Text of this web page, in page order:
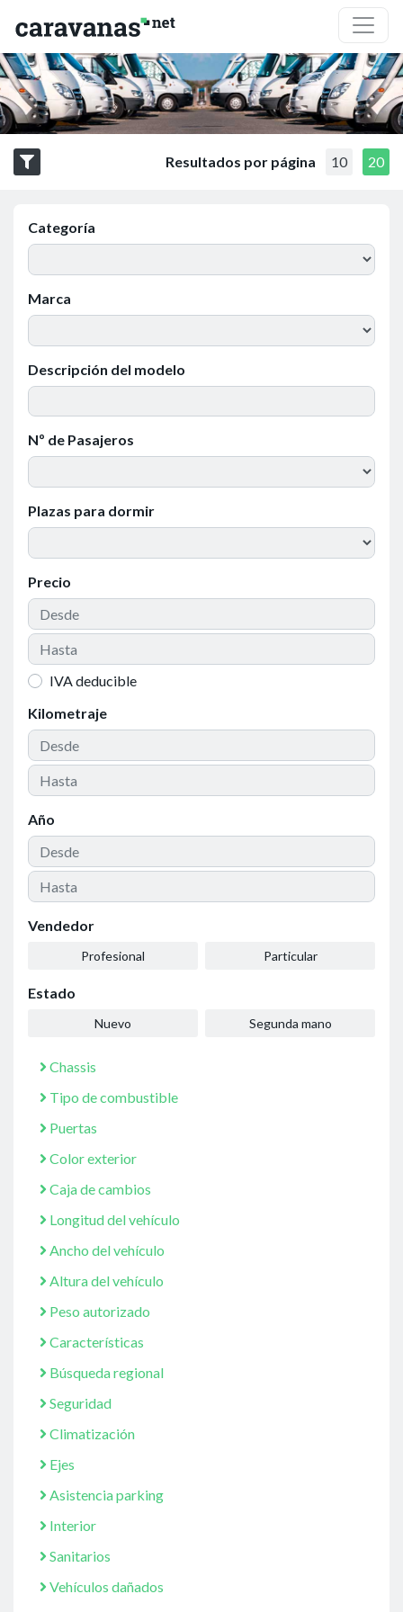
Resultados por página 10 20
Categoría
Marca
Descripción del modelo
Nº de Pasajeros
Plazas para dormir
Precio
IVA deducible
Kilometraje
Año
Vendedor
Profesional Particular
Estado
Nuevo Segunda mano
Chassis
Tipo de combustible
Puertas
Color exterior
Caja de cambios
Longitud del vehículo
Ancho del vehículo
Altura del vehículo
Peso autorizado
Características
Búsqueda regional
Seguridad
Climatización
Ejes
Asistencia parking
Interior
Sanitarios
Vehículos dañados